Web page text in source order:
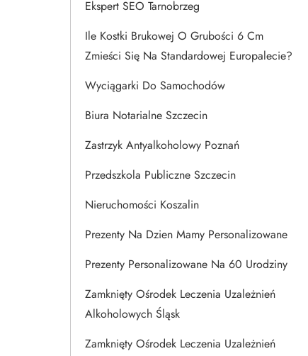
Ekspert SEO Tarnobrzeg
Ile Kostki Brukowej O Grubości 6 Cm
Zmieści Się Na Standardowej Europalecie?
Wyciągarki Do Samochodów
Biura Notarialne Szczecin
Zastrzyk Antyalkoholowy Poznań
Przedszkola Publiczne Szczecin
Nieruchomości Koszalin
Prezenty Na Dzien Mamy Personalizowane
Prezenty Personalizowane Na 60 Urodziny
Zamknięty Ośrodek Leczenia Uzależnień
Alkoholowych Śląsk
Zamknięty Ośrodek Leczenia Uzależnień